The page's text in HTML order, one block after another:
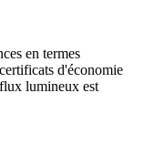
en termes
d'économie
lumineux est